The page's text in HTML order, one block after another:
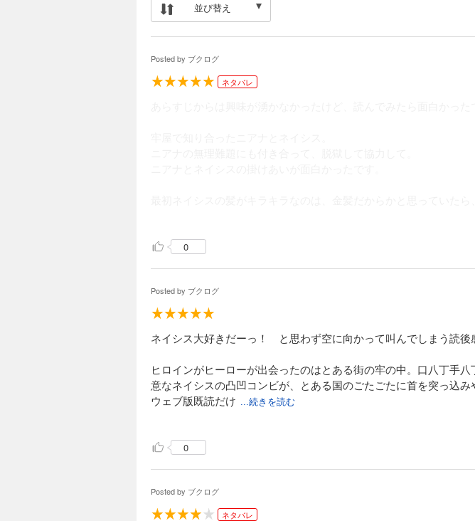
並び替え
Posted by ブクログ
ネタバレ
ネイシスの正体は、ニアナと同じくほんとに最後まで分かりません
父上が竜候で、母が天竜ってのはなかなか気付かないです。
0
Posted by ブクログ
ネイシス大好きだーっ！ と思わず空に向かって叫んでしまう読後
ヒロインがヒーローが出会ったのはとある街の牢の中。口八丁手
意なネイシスの凸凹コンビが、とある国のごたごたに首を突っ込
ウェブ版既読だけ ...続きを読む
いかと密かに心配していた序幕も、物語終盤のニアナの思いにつ
（葉書サイズの表紙絵とショートショートが表裏になっているの
しかった！
0
Posted by ブクログ
ネタバレ